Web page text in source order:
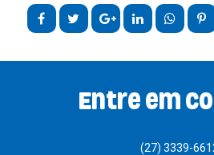
Entre em
(27) 3339-